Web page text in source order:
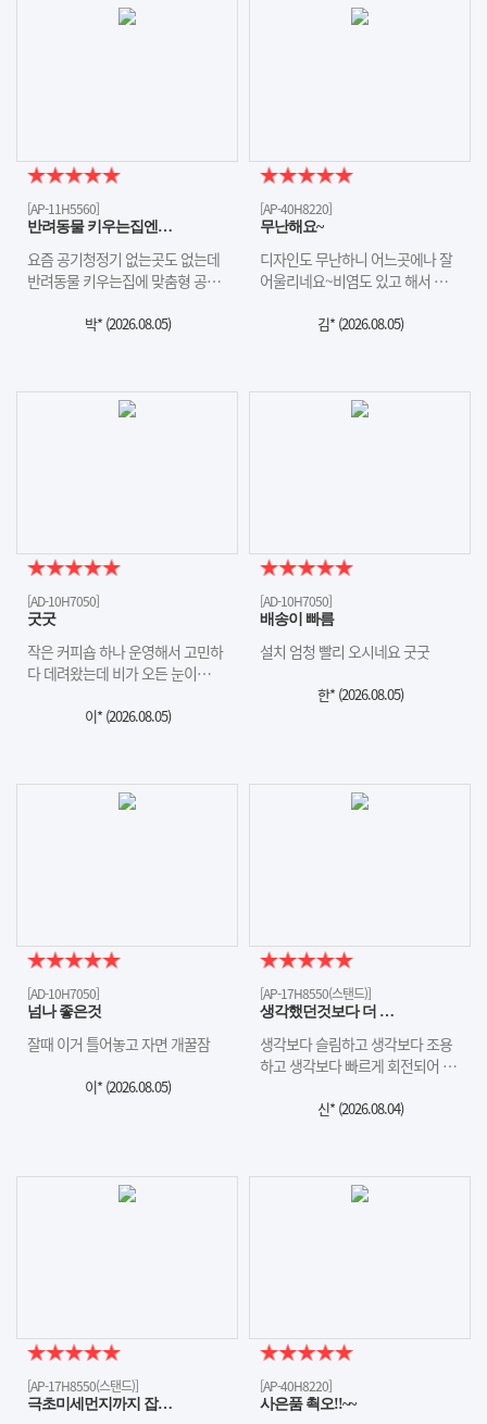
[AP-11H5560]
반려동물 키우는집엔…
요즘 공기청정기 없는곳도 없는데
반려동물 키우는집에 맞춤형 공…
박* (2026.08.05)
[AP-40H8220]
무난해요~
디자인도 무난하니 어느곳에나 잘
어울리네요~비염도 있고 해서 …
김* (2026.08.05)
[AD-10H7050]
굿굿
작은 커피숍 하나 운영해서 고민하
다 데려왔는데 비가 오든 눈이…
이* (2026.08.05)
[AD-10H7050]
배송이 빠름
설치 엄청 빨리 오시네요 굿굿
한* (2026.08.05)
[AD-10H7050]
넘나 좋은것
잘때 이거 틀어놓고 자면 개꿀잠
이* (2026.08.05)
[AP-17H8550(스탠드)]
생각했던것보다 더 …
생각보다 슬림하고 생각보다 조용
하고 생각보다 빠르게 회전되어 …
신* (2026.08.04)
[AP-17H8550(스탠드)]
극초미세먼지까지 잡…
[AP-40H8220]
사은품 쵝오!!~~